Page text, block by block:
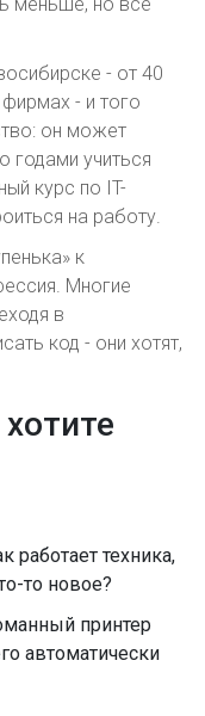
- от 40
- и того
он может
годами учиться
курс по IT-
на работу.
к
Многие
в
код - они хотят,
работает техника,
то новое?
принтер
автоматически